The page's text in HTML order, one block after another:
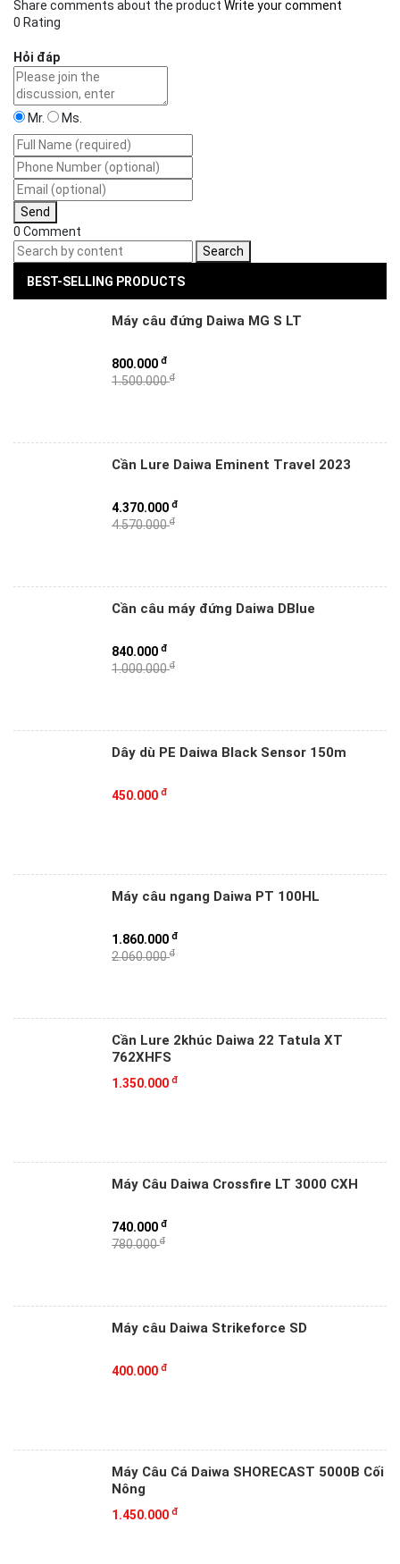
Share comments about the product Write your comment
0 Rating
Hỏi đáp
Mr. Ms.
Send
0 Comment
Search
BEST-SELLING PRODUCTS
Máy câu đứng Daiwa MG S LT
1.500.000đ
800.000 đ
Cần Lure Daiwa Eminent Travel 2023
4.570.000đ
4.370.000 đ
Cần câu máy đứng Daiwa DBlue
1.000.000đ
840.000 đ
Dây dù PE Daiwa Black Sensor 150m
450.000 đ
Máy câu ngang Daiwa PT 100HL
2.060.000đ
1.860.000 đ
Cần Lure 2khúc Daiwa 22 Tatula XT
762XHFS
1.350.000 đ
Máy Câu Daiwa Crossfire LT 3000 CXH
780.000đ
740.000 đ
Máy câu Daiwa Strikeforce SD
400.000 đ
Máy Câu Cá Daiwa SHORECAST 5000B Cối
Nông
1.450.000 đ